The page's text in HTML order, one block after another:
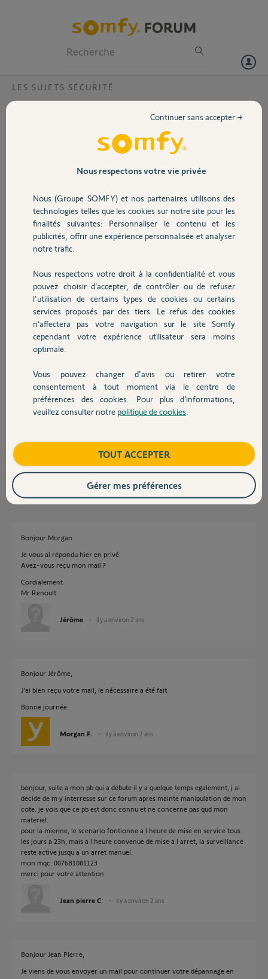
Volet
Sécurité
Domotique
Chauffage
Autres produits
Devis avec un pro
Contact
LES SUJETS SÉCURITÉ
Probleme calendrier camera outdoor
Depuis plusieurs jours impossible de faire fonctionner l'activation des
caméras via le calendrier dans somfy protect malgré la suppression
Voici les 2 adresse MAC concernées:
00:76:B1:08:1F:24
00:76:B1:07:F9:3A
Merci,
Jérôme
il y a environ 2 ans
Participer au fil de discussion
Réponses
Bonjour Jérôme,
privé.
Morgan F. il y a environ 2 ans
Bonjour Morgan
Je vous ai répondu hier en privé
Avez-vous reçu mon mail ?
Cordialement
Mr Renoult
Jérôme il y a environ 2 ans
Bonjour Jérôme,
J'ai bien reçu votre mail, le nécessaire a été fait.
Bonne journée.
Morgan F. il y a environ 2 ans
bonjour, suite a mon pb qui a debute il y a quelque temps egalement, j ai
decide de m y interresse sur ce forum apres mainte manipulation de mon
cote. je vois que ce pb est donc connu et ne concerne pas qud mon
materiel.
pour la mienne, le scenario fontionne a l heure de mise en service tous
les jours a 23h, mais a l heure convenue de mise a l arret, la surveillance
reste active jusqu a un arret manuel.
mon mqc: 0076B1081123
merci pour votre attention
Jean pierre C. il y a environ 2 ans
Bonjour Jean Pierre,
Je viens de vous envoyer un mail pour continuer votre dépannage en
Nous respectons votre vie privée
Nous (Groupe SOMFY) et nos partenaires utilisons des
technologies telles que les cookies sur notre site pour les
finalités suivantes: Personnaliser le contenu et les
publicités, offrir une expérience personnalisée et analyser
notre trafic.
Nous respectons votre droit à la confidentialité et vous
pouvez choisir d’accepter, de contrôler ou de refuser
l'utilisation de certains types de cookies ou certains
services proposés par des tiers. Le refus des cookies
n’affectera pas votre navigation sur le site Somfy
cependant votre expérience utilisateur sera moins
optimale.
Vous pouvez changer d'avis ou retirer votre
consentement à tout moment via le centre de
préférences des cookies. Pour plus d’informations,
veuillez consulter notre politique de cookies
Continuer sans accepter →
TOUT ACCEPTER
Gérer mes préférences